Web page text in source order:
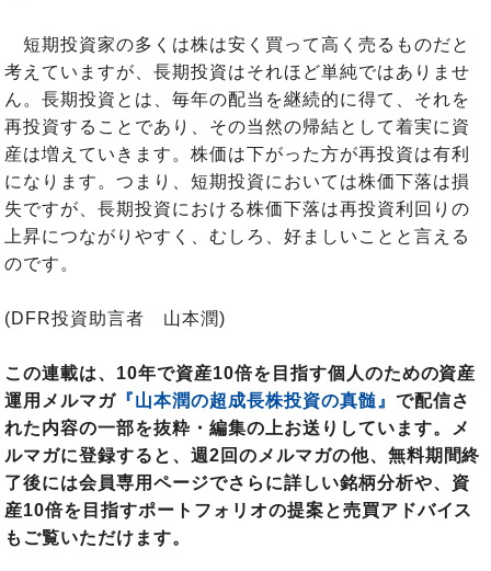
短期投資家の多くは株は安く買って高く売るものだと
考えていますが、長期投資はそれほど単純ではありませ
ん。長期投資とは、毎年の配当を継続的に得て、それを
再投資することであり、その当然の帰結として着実に資
産は増えていきます。株価は下がった方が再投資は有利
になります。つまり、短期投資においては株価下落は損
失ですが、長期投資における株価下落は再投資利回りの
上昇につながりやすく、むしろ、好ましいことと言える
のです。
(DFR投資助言者 山本潤)
この連載は、10年で資産10倍を目指す個人のための資産
運用メルマガ 『山本潤の超成長株投資の真髄』 で配信さ
れた内容の一部を抜粋・編集の上お送りしています。メ
ルマガに登録すると、週2回のメルマガの他、無料期間終
了後には会員専用ページでさらに詳しい銘柄分析や、資
産10倍を目指すポートフォリオの提案と売買アドバイス
もご覧いただけます。